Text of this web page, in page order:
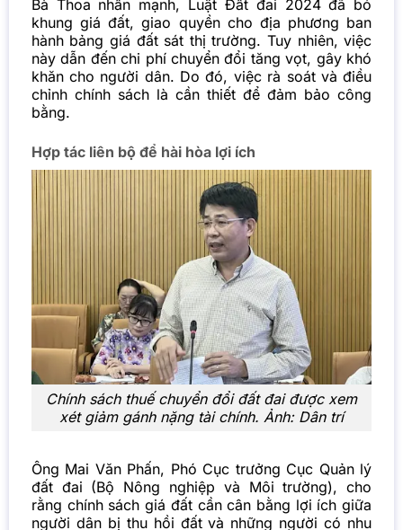
Bà Thoa nhấn mạnh, Luật Đất đai 2024 đã bỏ
khung giá đất, giao quyền cho địa phương ban
hành bảng giá đất sát thị trường. Tuy nhiên, việc
này dẫn đến chi phí chuyển đổi tăng vọt, gây khó
khăn cho người dân. Do đó, việc rà soát và điều
chỉnh chính sách là cần thiết để đảm bảo công
bằng.
Hợp tác liên bộ để hài hòa lợi ích
Chính sách thuế chuyển đổi đất đai được xem
xét giảm gánh nặng tài chính. Ảnh: Dân trí
Ông Mai Văn Phấn, Phó Cục trưởng Cục Quản lý
đất đai (Bộ Nông nghiệp và Môi trường), cho
rằng chính sách giá đất cần cân bằng lợi ích giữa
người dân bị thu hồi đất và những người có nhu